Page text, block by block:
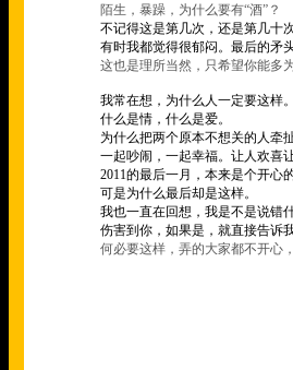
陌生，暴躁，为什么要有“酒” ？
不记得这是第几次，还是第几十
有时我都觉得很郁闷。最后的矛
这也是理所当然，只希望你能多
我常在想，为什么人一定要这样。
什么是情，什么是爱。
为什么把两个原本不想关的人牵
一起吵闹，一起幸福。让人欢喜让
2011的最后一月，本来是个开心的
可是为什么最后却是这样。
我也一直在回想，我是不是说错
伤害到你，如果是，就直接告诉我
何必要这样，弄的大家都不开心